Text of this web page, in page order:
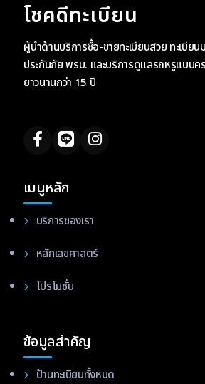
โชคดีทะเบียน
ผู้นำด้านบริการซื้อ-ขายทะเบียนสวย ทะเบีย
ประกันภัย พรบ. และบริการดูแลรถหรูแบบค
ยาวนานกว่า 15 ปี
เมนูหลัก
บริการของเรา
หลักเลขศาสตร์
โปรโมชั่น
ข้อมูลสำคัญ
ป้านทะเบียนทั้งหมด